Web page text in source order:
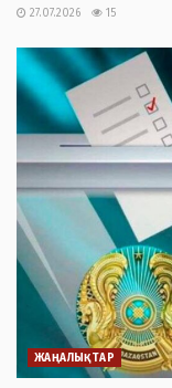
27.07.2026 15
ЖАҢАЛЫҚТАР